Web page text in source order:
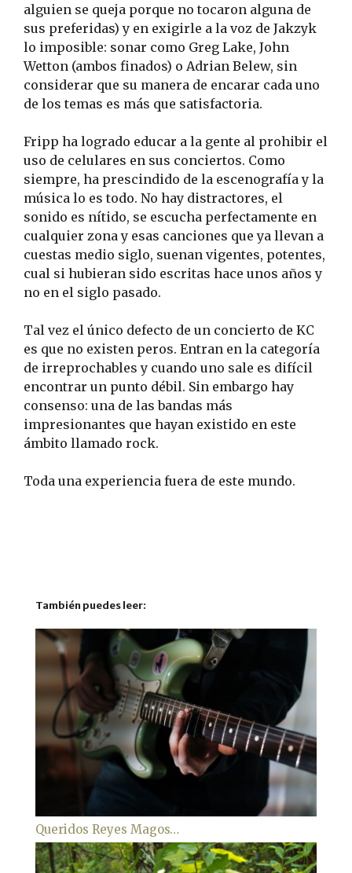
alguien se queja porque no tocaron alguna de
sus preferidas) y en exigirle a la voz de Jakzyk
lo imposible: sonar como Greg Lake, John
Wetton (ambos finados) o Adrian Belew, sin
considerar que su manera de encarar cada uno
de los temas es más que satisfactoria.
Fripp ha logrado educar a la gente al prohibir el
uso de celulares en sus conciertos. Como
siempre, ha prescindido de la escenografía y la
música lo es todo. No hay distractores, el
sonido es nítido, se escucha perfectamente en
cualquier zona y esas canciones que ya llevan a
cuestas medio siglo, suenan vigentes, potentes,
cual si hubieran sido escritas hace unos años y
no en el siglo pasado.
Tal vez el único defecto de un concierto de KC
es que no existen peros. Entran en la categoría
de irreprochables y cuando uno sale es difícil
encontrar un punto débil. Sin embargo hay
consenso: una de las bandas más
impresionantes que hayan existido en este
ámbito llamado rock.
Toda una experiencia fuera de este mundo.
También puedes leer:
Queridos Reyes Magos…